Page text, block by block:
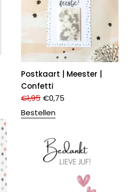
Postkaart | Meester |
Confetti
€1,95 €0,75
Bestellen